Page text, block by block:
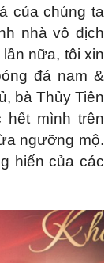
của chúng ta
nhà vô địch
nữa, tôi xin
đá nam &
bà Thủy Tiên
hết mình trên
ngưỡng mộ.
hiến của các